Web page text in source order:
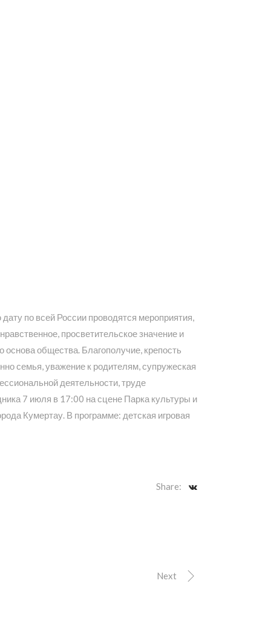
по всей России проводятся мероприятия,
просветительское значение и
общества. Благополучие, крепость
семья, уважение к родителям, супружеская
деятельности, труде
7 июля в 17:00 на сцене Парка культуры и
Кумертау. В программе: детская игровая
Share:
Next